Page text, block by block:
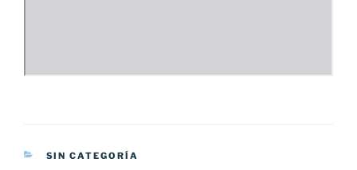
CATEGORÍAS
SIN CATEGORÍA